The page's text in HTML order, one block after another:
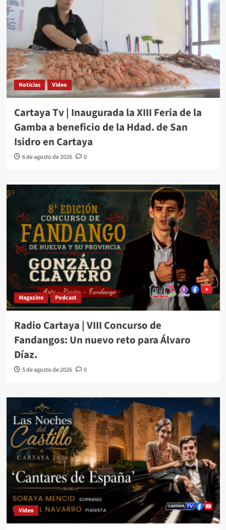
Noticias Video
Cartaya Tv | Inaugurada la XIII Feria de la
Gamba a beneficio de la Hdad. de San
Isidro en Cartaya
6 de agosto de 2026 0
Magazine Podcast
Radio Cartaya | VIII Concurso de
Fandangos: Un nuevo reto para Álvaro
Díaz.
5 de agosto de 2026 0
Video